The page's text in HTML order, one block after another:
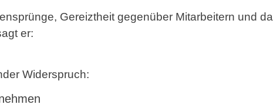
Gereiztheit gegenüber Mitarbeitern und
er:
Widerspruch: